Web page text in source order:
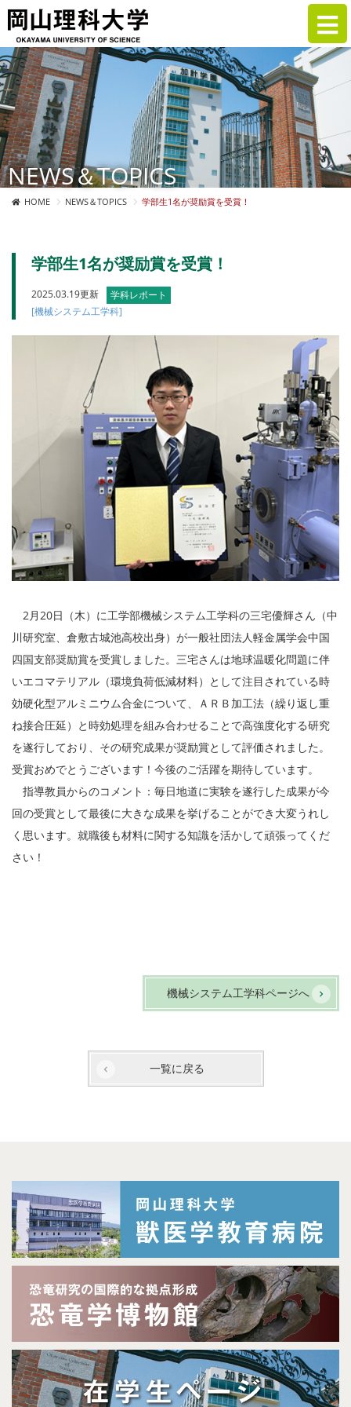
NEWS＆TOPICS
HOME NEWS＆TOPICS 学部生1名が奨励賞を受賞！
学部生1名が奨励賞を受賞！
2025.03.19更新
学科レポート
[機械システム工学科]
2月20日（木）に工学部機械システム工学科の三宅優輝さん（中
川研究室、倉敷古城池高校出身）が一般社団法人軽金属学会中国
四国支部奨励賞を受賞しました。三宅さんは地球温暖化問題に伴
いエコマテリアル（環境負荷低減材料）として注目されている時
効硬化型アルミニウム合金について、ＡＲＢ加工法（繰り返し重
ね接合圧延）と時効処理を組み合わせることで高強度化する研究
を遂行しており、その研究成果が奨励賞として評価されました。
受賞おめでとうございます！今後のご活躍を期待しています。
指導教員からのコメント：毎日地道に実験を遂行した成果が今
回の受賞として最後に大きな成果を挙げることができ大変うれし
く思います。就職後も材料に関する知識を活かして頑張ってくだ
さい！
機械システム工学科ページへ
一覧に戻る